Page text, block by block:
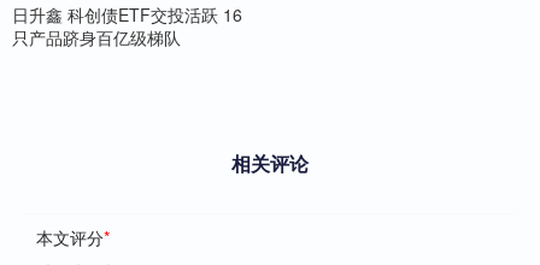
日升鑫 科创债ETF交投活跃 16
只产品跻身百亿级梯队
相关评论
本文评分*